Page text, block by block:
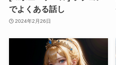
でよくある話し
2024年2月26日